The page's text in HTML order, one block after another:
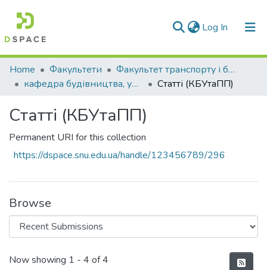
Log In (current)
Communities & Collections
All of DSpace
Statistics
Home Факультети
Факультет транспорту і будівництва
кафедра будівництва, урбаністики та просторового планування
Статті (КБУтаПП)
Статті (КБУтаПП)
Permanent URI for this collection
https://dspace.snu.edu.ua/handle/123456789/296
Browse
Recent Submissions
Now showing 1 - 4 of 4